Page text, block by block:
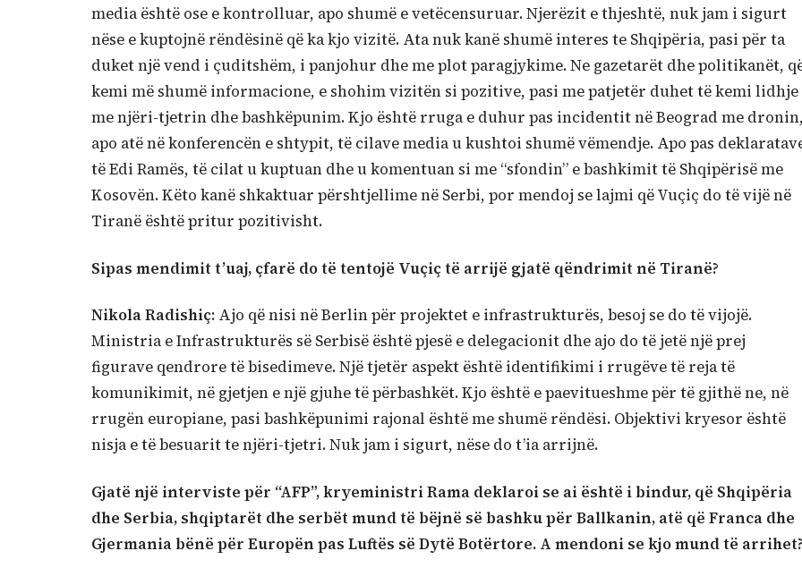
media është ose e kontrolluar, apo shumë e vetëcensuruar. Njerëzit e thjeshtë, nuk jam i sigurt
nëse e kuptojnë rëndësinë që ka kjo vizitë. Ata nuk kanë shumë interes te Shqipëria, pasi për ta
duket një vend i çuditshëm, i panjohur dhe me plot paragjykime. Ne gazetarët dhe politikanët,
kemi më shumë informacione, e shohim vizitën si pozitive, pasi me patjetër duhet të kemi lidhje
me njëri-tjetrin dhe bashkëpunim. Kjo është rruga e duhur pas incidentit në Beograd me
apo atë në konferencën e shtypit, të cilave media u kushtoi shumë vëmendje. Apo pas
të Edi Ramës, të cilat u kuptuan dhe u komentuan si me “sfondin” e bashkimit të Shqipërisë me
Kosovën. Këto kanë shkaktuar përshtjellime në Serbi, por mendoj se lajmi që Vuçiç do të vijë në
Tiranë është pritur pozitivisht.
Sipas mendimit t’uaj, çfarë do të tentojë Vuçiç të arrijë gjatë qëndrimit në Tiranë?
Nikola Radishiç: Ajo që nisi në Berlin për projektet e infrastrukturës, besoj se do të vijojë.
Ministria e Infrastrukturës së Serbisë është pjesë e delegacionit dhe ajo do të jetë një prej
figurave qendrore të bisedimeve. Një tjetër aspekt është identifikimi i rrugëve të reja të
komunikimit, në gjetjen e një gjuhe të përbashkët. Kjo është e paevitueshme për të gjithë ne, në
rrugën europiane, pasi bashkëpunimi rajonal është me shumë rëndësi. Objektivi kryesor është
nisja e të besuarit te njëri-tjetri. Nuk jam i sigurt, nëse do t’ia arrijnë.
Gjatë një interviste për “AFP”, kryeministri Rama deklaroi se ai është i bindur, që Shqipëria
dhe Serbia, shqiptarët dhe serbët mund të bëjnë së bashku për Ballkanin, atë që Franca dhe
Gjermania bënë për Europën pas Luftës së Dytë Botërtore. A mendoni se kjo mund të